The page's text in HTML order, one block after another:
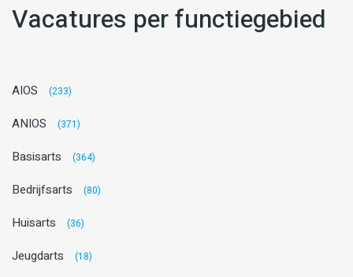
Vacatures per functiegebied
AIOS (233)
ANIOS (371)
Basisarts (364)
Bedrijfsarts (80)
Huisarts (36)
Jeugdarts (18)